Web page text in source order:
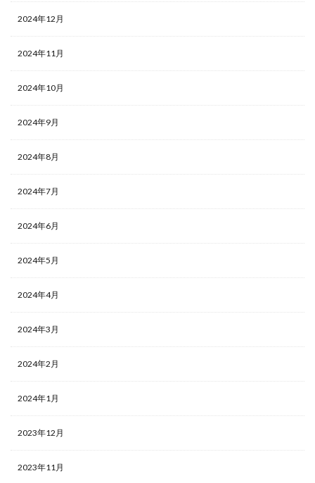
2024年12月
2024年11月
2024年10月
2024年9月
2024年8月
2024年7月
2024年6月
2024年5月
2024年4月
2024年3月
2024年2月
2024年1月
2023年12月
2023年11月